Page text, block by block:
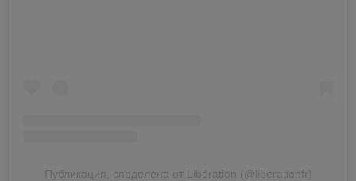
Публикация, споделена от Libération (@liberationfr)